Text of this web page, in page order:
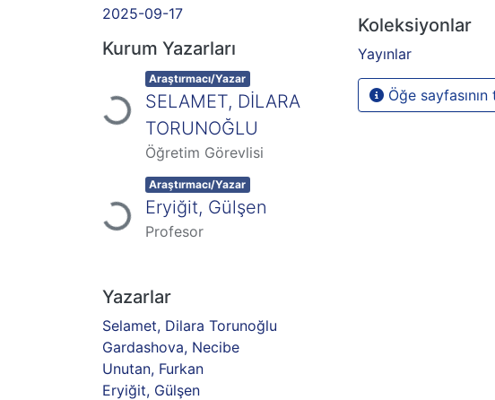
2025-09-17
Kurum Yazarları
Yükleniyor...Item type:
Araştırmacı/Yazar ,
SELAMET, DİLARA
TORUNOĞLU
Öğretim Görevlisi
Yükleniyor...Item type:
Araştırmacı/Yazar ,
Eryiğit, Gülşen
Profesor
Yazarlar
Selamet, Dilara Torunoğlu
Gardashova, Necibe
Unutan, Furkan
Eryiğit, Gülşen
Koleksiyonlar
Yayınlar
Öğe sayfasının